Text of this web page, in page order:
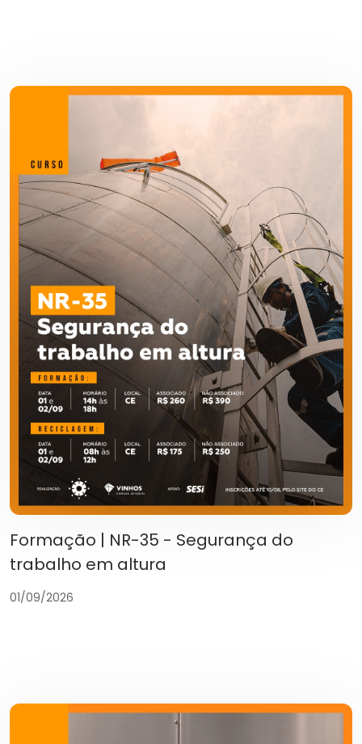
Formação | NR-35 - Segurança do
trabalho em altura
01/09/2026